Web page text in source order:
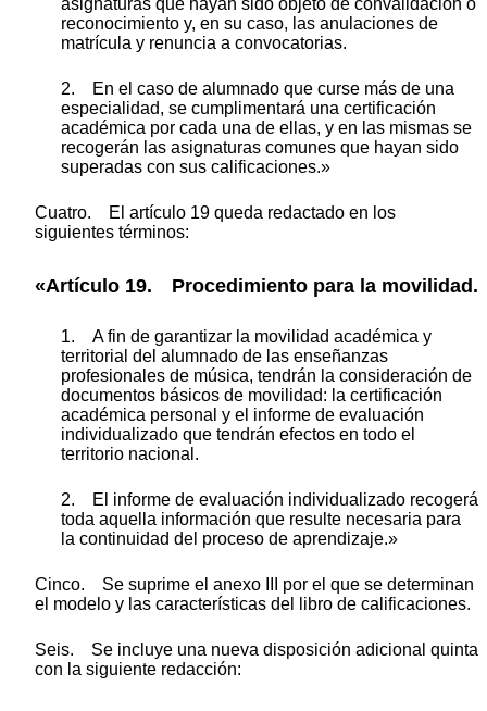
reconocimiento y, en su caso, las anulaciones de
matrícula y renuncia a convocatorias.
2. En el caso de alumnado que curse más de una
especialidad, se cumplimentará una certificación
académica por cada una de ellas, y en las mismas se
recogerán las asignaturas comunes que hayan sido
superadas con sus calificaciones.»
Cuatro. El artículo 19 queda redactado en los
siguientes términos:
«Artículo 19. Procedimiento para la movilidad.
1. A fin de garantizar la movilidad académica y
territorial del alumnado de las enseñanzas
profesionales de música, tendrán la consideración de
documentos básicos de movilidad: la certificación
académica personal y el informe de evaluación
individualizado que tendrán efectos en todo el
territorio nacional.
2. El informe de evaluación individualizado recogerá
toda aquella información que resulte necesaria para
la continuidad del proceso de aprendizaje.»
Cinco. Se suprime el anexo III por el que se determinan
el modelo y las características del libro de calificaciones.
Seis. Se incluye una nueva disposición adicional quinta
con la siguiente redacción: